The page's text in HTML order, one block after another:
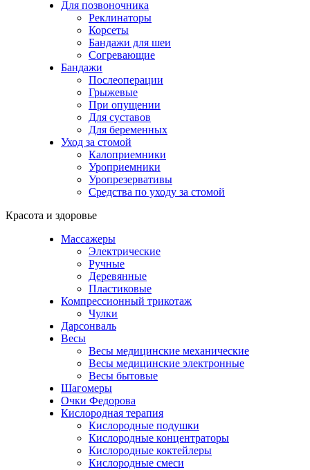
Для позвоночника
Реклинаторы
Корсеты
Бандажи для шеи
Согревающие
Бандажи
Послеоперации
Грыжевые
При опущении
Для суставов
Для беременных
Уход за стомой
Калоприемники
Уроприемники
Уропрезервативы
Средства по уходу за стомой
Красота и здоровье
Массажеры
Электрические
Ручные
Деревянные
Пластиковые
Компрессионный трикотаж
Чулки
Дарсонваль
Весы
Весы медицинские механические
Весы медицинские электронные
Весы бытовые
Шагомеры
Очки Федорова
Кислородная терапия
Кислородные подушки
Кислородные концентраторы
Кислородные коктейлеры
Кислородные смеси